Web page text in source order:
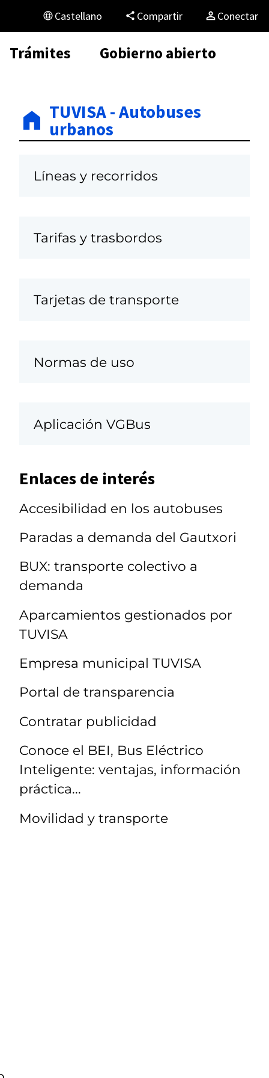
Castellano Compartir Conectar
Trámites Gobierno abierto
TUVISA - Autobuses
urbanos
Líneas y recorridos
Tarifas y trasbordos
Tarjetas de transporte
Normas de uso
Aplicación VGBus
Enlaces de interés
Accesibilidad en los autobuses
Paradas a demanda del Gautxori
BUX: transporte colectivo a
demanda
Aparcamientos gestionados por
TUVISA
Empresa municipal TUVISA
Portal de transparencia
Contratar publicidad
Conoce el BEI, Bus Eléctrico
Inteligente: ventajas, información
práctica...
Movilidad y transporte